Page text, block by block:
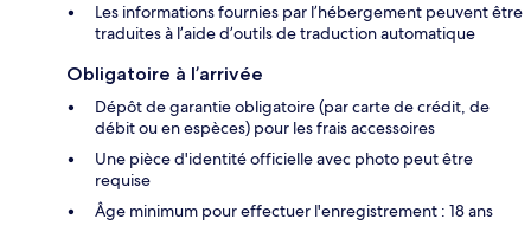
Les informations fournies par l’hébergement peuvent être
traduites à l’aide d’outils de traduction automatique
Obligatoire à l’arrivée
Dépôt de garantie obligatoire (par carte de crédit, de
débit ou en espèces) pour les frais accessoires
Une pièce d'identité officielle avec photo peut être
requise
Âge minimum pour effectuer l'enregistrement : 18 ans